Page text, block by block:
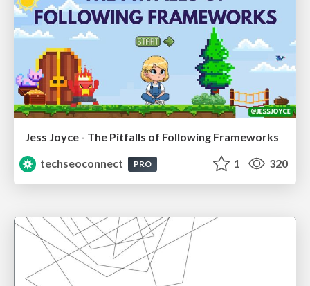
Jess Joyce - The Pitfalls of Following Frameworks
techseoconnect
PRO 1 320